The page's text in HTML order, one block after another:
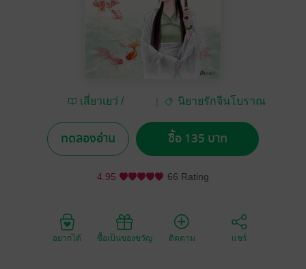
เสี่ยวเยว่ /
นิยายรักจีนโบราณ
ทดลองอ่าน ซื้อ 135 บาท
4.95 66 Rating
อยากได้ ซื้อเป็นของขวัญ ติดตาม แชร์